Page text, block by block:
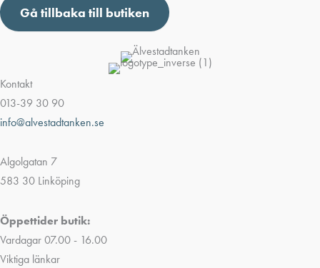
Gå tillbaka till butiken
Kontakt
013-39 30 90
info@alvestadtanken.se
Algolgatan 7
583 30 Linköping
Öppettider butik:
Vardagar 07.00 - 16.00
Viktiga länkar